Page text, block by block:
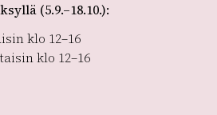
(5.9.–18.10.):
klo 12–16
klo 12–16